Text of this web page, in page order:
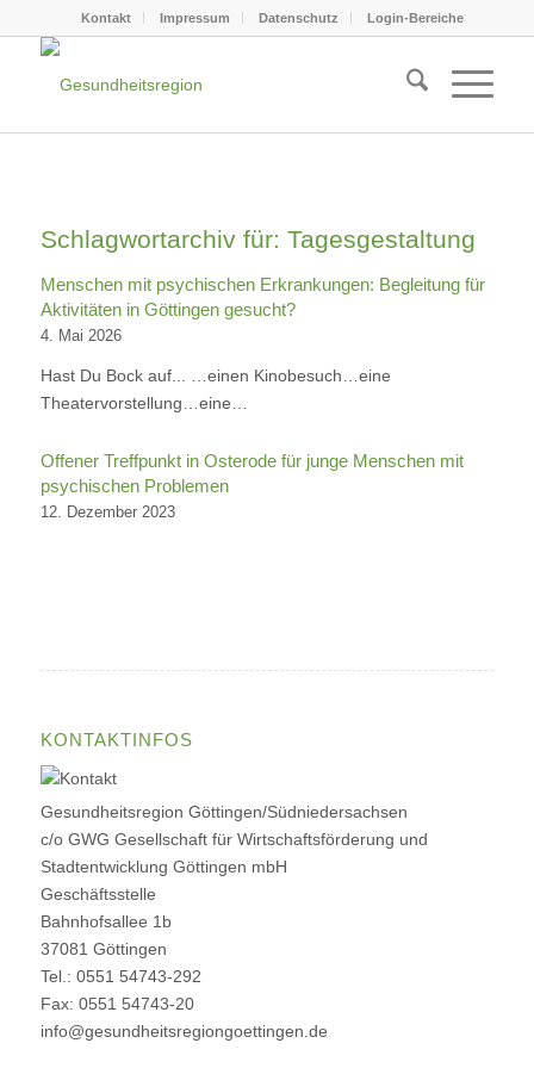
Kontakt Impressum Datenschutz Login-Bereiche
Schlagwortarchiv für: Tagesgestaltung
Menschen mit psychischen Erkrankungen: Begleitung für
Aktivitäten in Göttingen gesucht?
4. Mai 2026
Hast Du Bock auf... …einen Kinobesuch…eine
Theatervorstellung…eine…
Offener Treffpunkt in Osterode für junge Menschen mit
psychischen Problemen
12. Dezember 2023
KONTAKTINFOS
Gesundheitsregion Göttingen/Südniedersachsen
c/o GWG Gesellschaft für Wirtschaftsförderung und
Stadtentwicklung Göttingen mbH
Geschäftsstelle
Bahnhofsallee 1b
37081 Göttingen
Tel.: 0551 54743-292
Fax: 0551 54743-20
info@gesundheitsregiongoettingen.de